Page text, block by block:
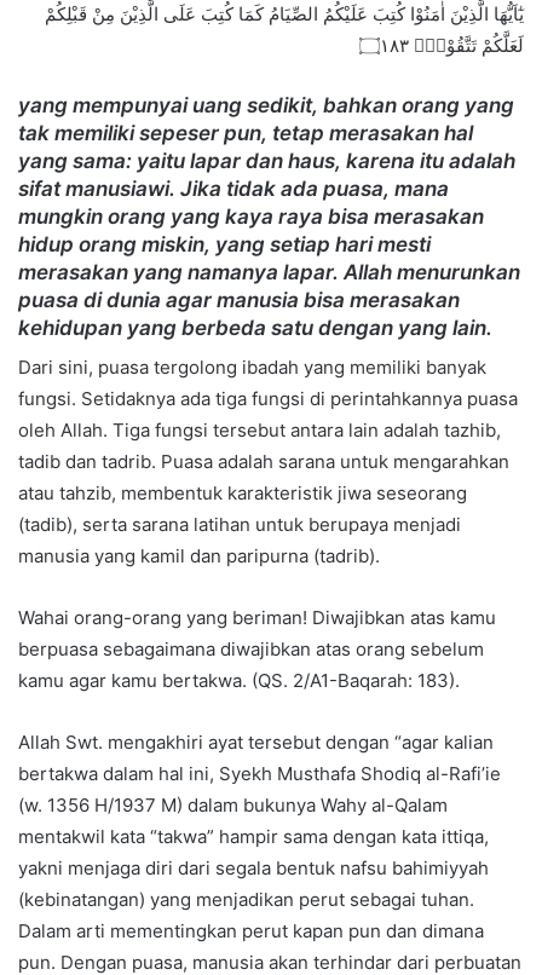
يٰٓاَيُّهَا الَّذِيْنَ اٰمَنُوْا كُتِبَ عَلَيْكُمُ الصِّيَامُ كَمَا كُتِبَ عَلَى الَّذِيْنَ مِنْ قَبْلِكُمْ
لَعَلَّكُمْ تَتَّقُوْنَۙ ۝١٨٣
yang mempunyai uang sedikit, bahkan orang yang
tak memiliki sepeser pun, tetap merasakan hal
yang sama: yaitu lapar dan haus, karena itu adalah
sifat manusiawi. Jika tidak ada puasa, mana
mungkin orang yang kaya raya bisa merasakan
hidup orang miskin, yang setiap hari mesti
merasakan yang namanya lapar. Allah menurunkan
puasa di dunia agar manusia bisa merasakan
kehidupan yang berbeda satu dengan yang lain.
Dari sini, puasa tergolong ibadah yang memiliki banyak
fungsi. Setidaknya ada tiga fungsi di perintahkannya puasa
oleh Allah. Tiga fungsi tersebut antara lain adalah tazhib,
tadib dan tadrib. Puasa adalah sarana untuk mengarahkan
atau tahzib, membentuk karakteristik jiwa seseorang
(tadib), serta sarana latihan untuk berupaya menjadi
manusia yang kamil dan paripurna (tadrib).
Wahai orang-orang yang beriman! Diwajibkan atas kamu
berpuasa sebagaimana diwajibkan atas orang sebelum
kamu agar kamu bertakwa. (QS. 2/A1-Baqarah: 183).
Allah Swt. mengakhiri ayat tersebut dengan “agar kalian
bertakwa dalam hal ini, Syekh Musthafa Shodiq al-Rafi’ie
(w. 1356 H/1937 M) dalam bukunya Wahy al-Qalam
mentakwil kata “takwa” hampir sama dengan kata ittiqa,
yakni menjaga diri dari segala bentuk nafsu bahimiyyah
(kebinatangan) yang menjadikan perut sebagai tuhan.
Dalam arti mementingkan perut kapan pun dan dimana
pun. Dengan puasa, manusia akan terhindar dari perbuatan